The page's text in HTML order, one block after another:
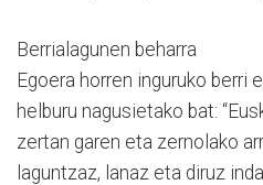
Berrialagunen beharra
Egoera horren inguruko berri
helburu nagusietako bat:
zertan garen eta zernolako
laguntzaz, lanaz eta diruz